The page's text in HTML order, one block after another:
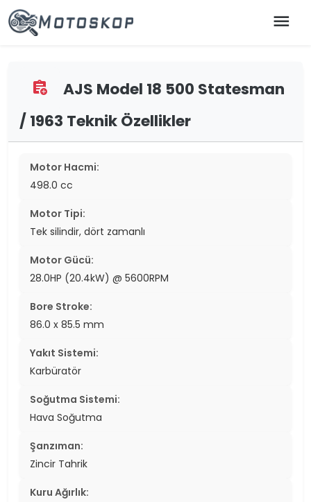
menu
assignment_add
AJS Model 18 500 Statesman
/ 1963 Teknik Özellikler
Motor Hacmi:
498.0 cc
Motor Tipi:
Tek silindir, dört zamanlı
Motor Gücü:
28.0HP (20.4kW) @ 5600RPM
Bore Stroke:
86.0 x 85.5 mm
Yakıt Sistemi:
Karbüratör
Soğutma Sistemi:
Hava Soğutma
Şanzıman:
Zincir Tahrik
Kuru Ağırlık: